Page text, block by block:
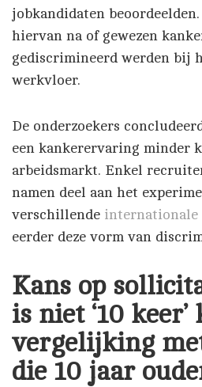
jobkandidaten
hiervan na of gewezen
gediscrimineerd werden bij
werkvloer.
De onderzoekers
een kankerervaring minder
arbeidsmarkt. Enkel
namen deel aan het
verschillende internationale
eerder deze vorm van
Kans op
is niet ‘10
vergelijking
die 10 jaar